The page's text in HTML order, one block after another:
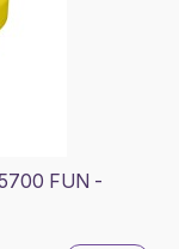
FUN -